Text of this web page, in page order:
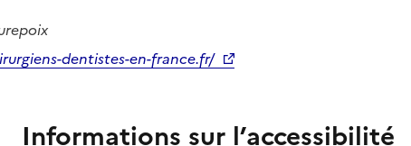
dentistes-en-france.fr/
Informations sur l’accessibilité